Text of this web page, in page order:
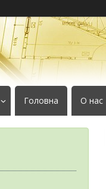
Головна О нас